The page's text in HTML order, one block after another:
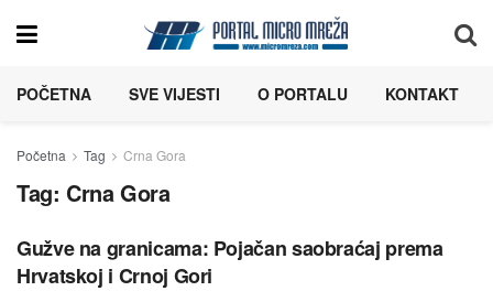
POČETNA SVE VIJESTI O PORTALU KONTAKT
Početna Tag Crna Gora
Tag: Crna Gora
Gužve na granicama: Pojačan saobraćaj prema
Hrvatskoj i Crnoj Gori